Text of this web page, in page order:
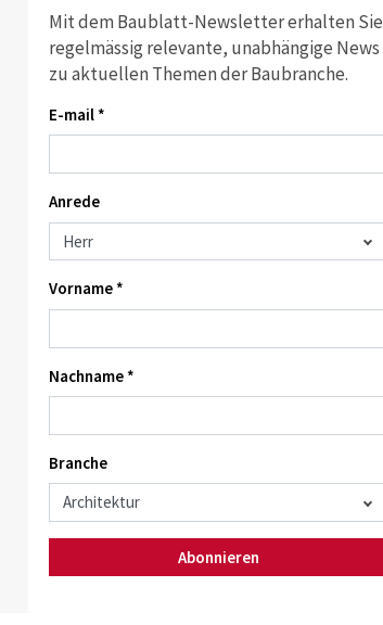
Mit dem Baublatt-Newsletter erhalten Sie
regelmässig relevante, unabhängige News
zu aktuellen Themen der Baubranche.
E-mail *
Anrede
Vorname *
Nachname *
Branche
Abonnieren